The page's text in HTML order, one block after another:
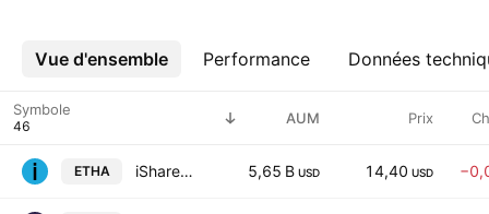
Vue d'ensemble Performance Données
Plus
Symbole AUM Prix
ETHA iShares Ethereum Trust ETF 5,65 B USD 14,40 USD